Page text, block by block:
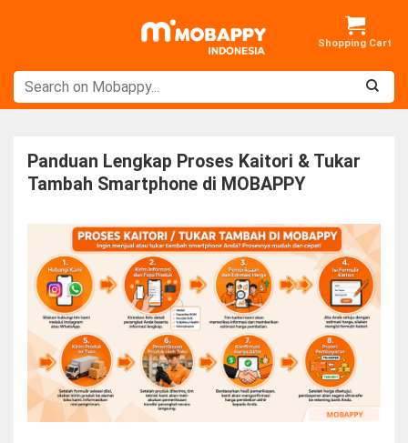
Panduan Lengkap Proses Kaitori & Tukar
Tambah Smartphone di MOBAPPY